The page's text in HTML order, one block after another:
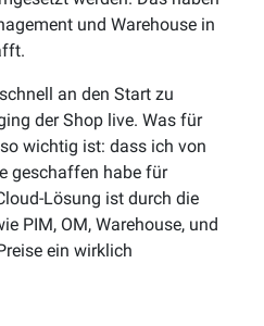
und Warehouse in
an den Start zu
der Shop live. Was für
wichtig ist: dass ich von
geschaffen habe für
Lösung ist durch die
PIM, OM, Warehouse, und
ein wirklich